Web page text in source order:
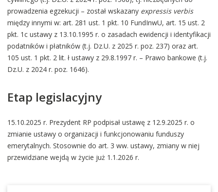
prowadzenia egzekucji – został wskazany expressis verbis
między innymi w: art. 281 ust. 1 pkt. 10 FundInwU, art. 15 ust. 2
pkt. 1c ustawy z 13.10.1995 r. o zasadach ewidencji i identyfikacji
podatników i płatników (t.j. Dz.U. z 2025 r. poz. 237) oraz art.
105 ust. 1 pkt. 2 lit. ł ustawy z 29.8.1997 r. – Prawo bankowe (t.j.
Dz.U. z 2024 r. poz. 1646).
Etap legislacyjny
15.10.2025 r. Prezydent RP podpisał ustawę z 12.9.2025 r. o
zmianie ustawy o organizacji i funkcjonowaniu funduszy
emerytalnych. Stosownie do art. 3 ww. ustawy, zmiany w niej
przewidziane wejdą w życie już 1.1.2026 r.